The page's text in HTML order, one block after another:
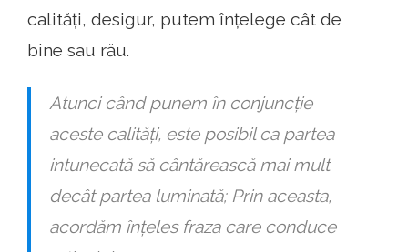
calități, desigur, putem înțelege cât de
bine sau rău.
Atunci când punem în conjuncție
aceste calități, este posibil ca partea
intunecată să cântărească mai mult
decât partea luminată; Prin aceasta,
acordăm înțeles fraza care conduce